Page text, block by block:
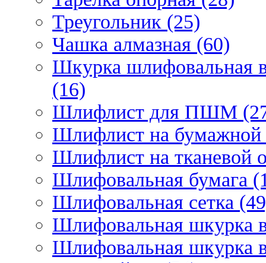
Треугольник (25)
Чашка алмазная (60)
Шкурка шлифовальная
(16)
Шлифлист для ПШМ
Шлифлист на бумажной
Шлифлист на тканевой
Шлифовальная бумага
Шлифовальная сетка
Шлифовальная шкурка
Шлифовальная шкурка